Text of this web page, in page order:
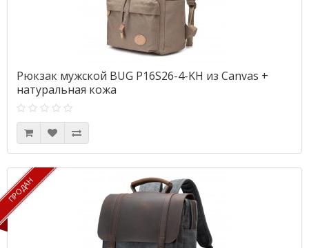
Рюкзак мужской BUG P16S26-4-KH из Canvas +
натуральная кожа
ПРОДАН
ПРОДАН